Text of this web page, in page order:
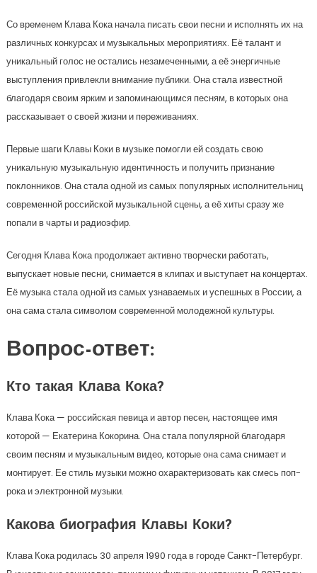
Со временем Клава Кока начала писать свои песни и исполнять их на
различных конкурсах и музыкальных мероприятиях. Её талант и
уникальный голос не остались незамеченными, а её энергичные
выступления привлекли внимание публики. Она стала известной
благодаря своим ярким и запоминающимся песням, в которых она
рассказывает о своей жизни и переживаниях.
Первые шаги Клавы Коки в музыке помогли ей создать свою
уникальную музыкальную идентичность и получить признание
поклонников. Она стала одной из самых популярных исполнительниц
современной российской музыкальной сцены, а её хиты сразу же
попали в чарты и радиоэфир.
Сегодня Клава Кока продолжает активно творчески работать,
выпускает новые песни, снимается в клипах и выступает на концертах.
Её музыка стала одной из самых узнаваемых и успешных в России, а
она сама стала символом современной молодежной культуры.
Вопрос-ответ:
Кто такая Клава Кока?
Клава Кока — российская певица и автор песен, настоящее имя
которой — Екатерина Кокорина. Она стала популярной благодаря
своим песням и музыкальным видео, которые она сама снимает и
монтирует. Ее стиль музыки можно охарактеризовать как смесь поп-
рока и электронной музыки.
Какова биография Клавы Коки?
Клава Кока родилась 30 апреля 1990 года в городе Санкт-Петербург.